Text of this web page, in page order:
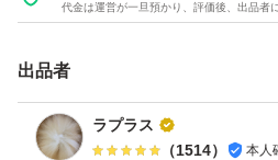
代金は運営が一旦預かり、評価後、出品者
出品者
ラプラス
（1514） 本人